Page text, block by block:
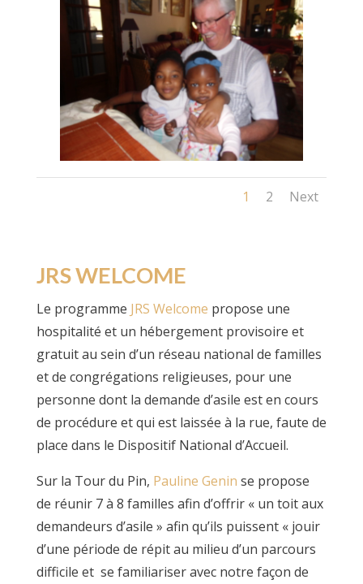
1 2 Next
JRS WELCOME
Le programme JRS Welcome propose une
hospitalité et un hébergement provisoire et
gratuit au sein d’un réseau national de familles
et de congrégations religieuses, pour une
personne dont la demande d’asile est en cours
de procédure et qui est laissée à la rue, faute de
place dans le Dispositif National d’Accueil.
Sur la Tour du Pin, Pauline Genin se propose
de réunir 7 à 8 familles afin d’offrir « un toit aux
demandeurs d’asile » afin qu’ils puissent « jouir
d’une période de répit au milieu d’un parcours
difficile et se familiariser avec notre façon de